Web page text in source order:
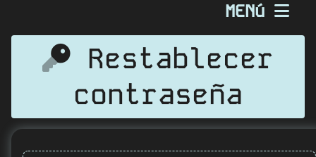
MENú
Restablecer
contraseña